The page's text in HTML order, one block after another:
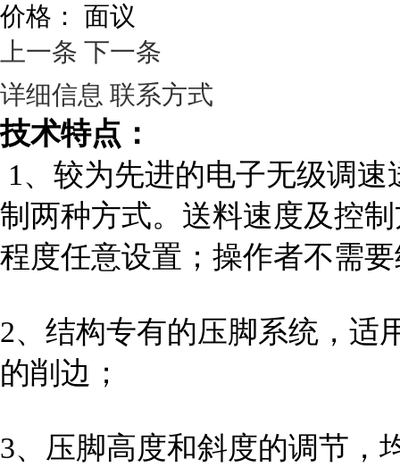
价格： 面议
上一条 下一条
详细信息 联系方式
技术特点：
1、较为先进的电子无级调
制两种方式。送料速度及控
程度任意设置；操作者不需
2、结构专有的压脚系统，适
的削边；
3、压脚高度和斜度的调节，